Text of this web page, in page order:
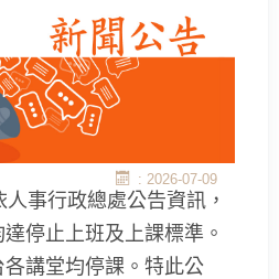
: 2026-07-09
事行政總處公告資訊，
停止上班及上課標準。
講堂均停課。特此公